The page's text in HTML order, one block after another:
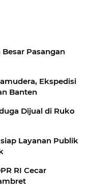
Pasangan
Ekspedisi
Banten
Dijual di Ruko
Layanan Publik
RI Cecar